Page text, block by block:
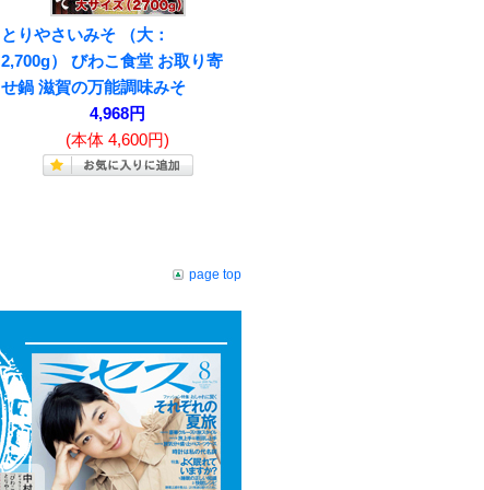
とりやさいみそ （大：
2,700g） びわこ食堂 お取り寄
せ鍋 滋賀の万能調味みそ
4,968円
(本体 4,600円)
page top